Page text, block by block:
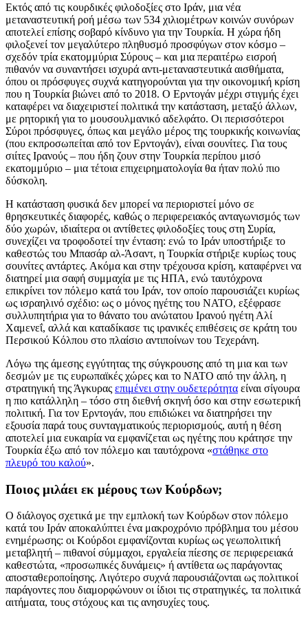
Εκτός από τις κουρδικές φιλοδοξίες στο Ιράν, μια νέα
μεταναστευτική ροή μέσω των 534 χιλιομέτρων κοινών συνόρων
αποτελεί επίσης σοβαρό κίνδυνο για την Τουρκία. Η χώρα ήδη
φιλοξενεί τον μεγαλύτερο πληθυσμό προσφύγων στον κόσμο –
σχεδόν τρία εκατομμύρια Σύρους – και μια περαιτέρω εισροή
πιθανόν να συναντήσει ισχυρά αντι-μεταναστευτικά αισθήματα,
όπου οι πρόσφυγες συχνά κατηγορούνται για την οικονομική κρίση
που η Τουρκία βιώνει από το 2018. Ο Ερντογάν μέχρι στιγμής έχει
καταφέρει να διαχειριστεί πολιτικά την κατάσταση, μεταξύ άλλων,
με ρητορική για το μουσουλμανικό αδελφάτο. Οι περισσότεροι
Σύροι πρόσφυγες, όπως και μεγάλο μέρος της τουρκικής κοινωνίας
(που εκπροσωπείται από τον Ερντογάν), είναι σουνίτες. Για τους
σιίτες Ιρανούς – που ήδη ζουν στην Τουρκία περίπου μισό
εκατομμύριο – μια τέτοια επιχειρηματολογία θα ήταν πολύ πιο
δύσκολη.
Η κατάσταση φυσικά δεν μπορεί να περιοριστεί μόνο σε
θρησκευτικές διαφορές, καθώς ο περιφερειακός ανταγωνισμός των
δύο χωρών, ιδιαίτερα οι αντίθετες φιλοδοξίες τους στη Συρία,
συνεχίζει να τροφοδοτεί την ένταση: ενώ το Ιράν υποστήριξε το
καθεστώς του Μπασάρ αλ-Άσαντ, η Τουρκία στήριξε κυρίως τους
σουνίτες αντάρτες. Ακόμα και στην τρέχουσα κρίση, καταφέρνει να
διατηρεί μια σαφή συμμαχία με τις ΗΠΑ, ενώ ταυτόχρονα
επικρίνει τον πόλεμο κατά του Ιράν, τον οποίο παρουσιάζει κυρίως
ως ισραηλινό σχέδιο: ως ο μόνος ηγέτης του ΝΑΤΟ, εξέφρασε
συλλυπητήρια για το θάνατο του ανώτατου Ιρανού ηγέτη Αλί
Χαμενεΐ, αλλά και καταδίκασε τις ιρανικές επιθέσεις σε κράτη του
Περσικού Κόλπου στο πλαίσιο αντιποίνων του Τεχεράνη.
Λόγω της άμεσης εγγύτητας της σύγκρουσης από τη μια και των
δεσμών με τις ευρωπαϊκές χώρες και το ΝΑΤΟ από την άλλη, η
στρατηγική της Άγκυρας επιμένει στην ουδετερότητα είναι σίγουρα
η πιο κατάλληλη – τόσο στη διεθνή σκηνή όσο και στην εσωτερική
πολιτική. Για τον Ερντογάν, που επιδιώκει να διατηρήσει την
εξουσία παρά τους συνταγματικούς περιορισμούς, αυτή η θέση
αποτελεί μια ευκαιρία να εμφανίζεται ως ηγέτης που κράτησε την
Τουρκία έξω από τον πόλεμο και ταυτόχρονα «στάθηκε στο
πλευρό του καλού».
Ποιος μιλάει εκ μέρους των Κούρδων;
Ο διάλογος σχετικά με την εμπλοκή των Κούρδων στον πόλεμο
κατά του Ιράν αποκαλύπτει ένα μακροχρόνιο πρόβλημα του μέσου
ενημέρωσης: οι Κούρδοι εμφανίζονται κυρίως ως γεωπολιτική
μεταβλητή – πιθανοί σύμμαχοι, εργαλεία πίεσης σε περιφερειακά
καθεστώτα, «προσωπικές δυνάμεις» ή αντίθετα ως παράγοντας
αποσταθεροποίησης. Λιγότερο συχνά παρουσιάζονται ως πολιτικοί
παράγοντες που διαμορφώνουν οι ίδιοι τις στρατηγικές, τα πολιτικά
αιτήματα, τους στόχους και τις ανησυχίες τους.